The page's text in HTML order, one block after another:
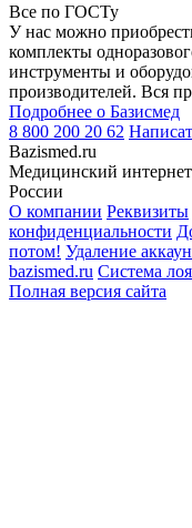
Все по ГОСТу
У нас можно
комплекты
инструменты и
производителей. Вся
Подробнее о Базисмед
8 800 200 20 62
Bazismed.ru
Медицинский
России
О компании Реквизиты
конфиденциальности
потом! Удаление
bazismed.ru Система
Полная версия сайта